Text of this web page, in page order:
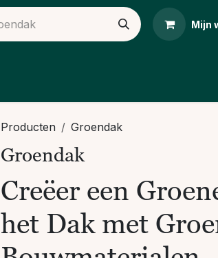
Mijn
Producten Groendak
Groendak
Creëer een
het Dak met